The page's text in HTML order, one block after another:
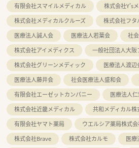
有限会社スマイルメディカル
株式会社Y's
株式会社メディカルクルーズ
株式会社フタ
医療法人誠人会
医療法人若葉会
社
株式会社アイメディクス
一般社団法人大阪
株式会社グリーンメディック
医療法人渡辺
医療法人藤井会
社会医療法人盛和会
有限会社エーゼットカンパニー
医療法人
株式会社近畿メディカル
共和メディカル株
有限会社ヤマト薬局
ウエルシア薬局株式
株式会社Brave
株式会社カルモ
医療